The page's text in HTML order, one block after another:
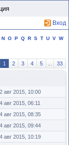
Вход
N O P Q R S T U V W
1 2 3 4 5 33
авг 2015, 10:00
авг 2015, 06:11
авг 2015, 08:35
авг 2015, 09:44
авг 2015, 10:19